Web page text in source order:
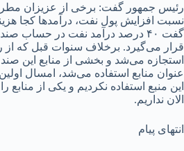
رئیس جمهور گفت: برخی از عزیزان
نسبت افزایش پول نفت، درآمدها کجا
گفت ۴۰ درصد درآمد نفت در حساب
قرار می‌گیرد. برخلاف سنوات قبل که از
استجازه می‌شد و بخشی از منابع این
عنوان منابع استفاده می‌شد، امسال
این منبع استفاده نکردیم و یکی از منابع
الان نداریم.
انتهای پیام